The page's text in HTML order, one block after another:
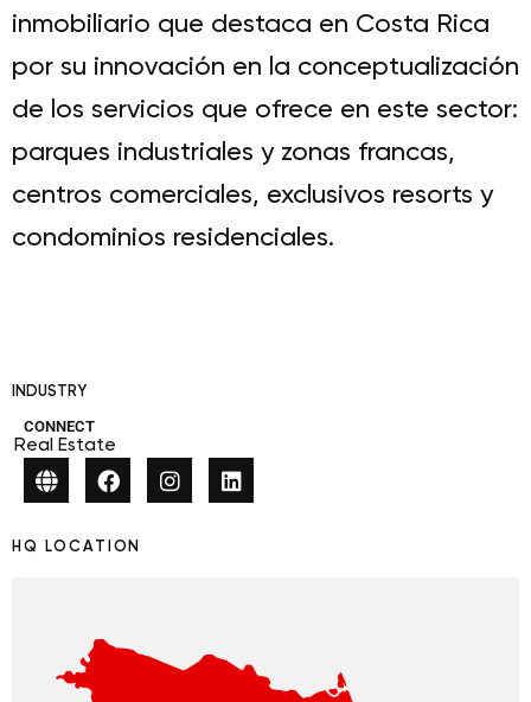
inmobiliario que destaca en Costa Rica
por su innovación en la conceptualización
de los servicios que ofrece en este sector:
parques industriales y zonas francas,
centros comerciales, exclusivos resorts y
condominios residenciales.
INDUSTRY
Real Estate
CONNECT
HQ LOCATION